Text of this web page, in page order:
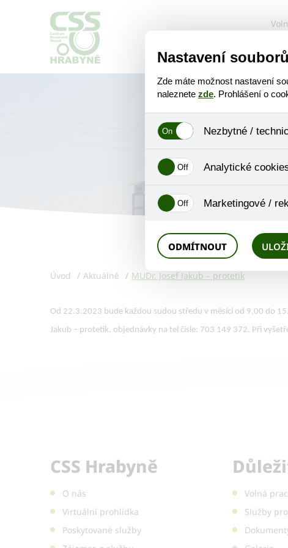
Nastavení
Zde máte možnost nastavení
naleznete zde. Prohlášení o
Nezbytné /
se mimo jiné k ukládání
není zapotřebí Váš souhlas a
Analytické
nejedná o osobní údaje, protože
odkazy, prohlížené zboží apod.
Marketingové /
ODMÍTNOUT
Úvod Aktuálně MUDr. Josef Jakub – protetik
Od 22.3.2023 bude každou sudou středu v měsíci od 9,00 do
Jakub – protetik, objednávky na tel čísle: 703 149 372. Při
CSS Hrabyně
O nás
Virtuální prohlídka
Poskytované služby
Volná
Služby